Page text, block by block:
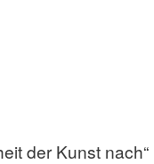
der Kunst nach“